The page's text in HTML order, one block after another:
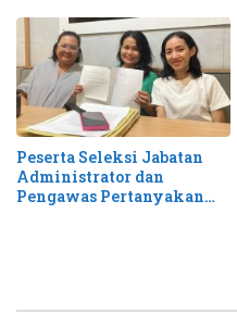
Peserta Seleksi Jabatan
Administrator dan
Pengawas Pertanyakan